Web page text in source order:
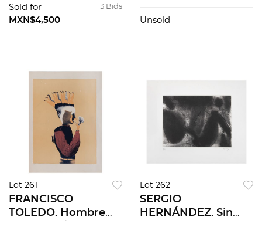
26 cm imagen / 38 x
56 cm papel
3 Bids
Sold for
MXN$4,500
20.5x24cm imagen /
Unsold
Lot 261
FRANCISCO
TOLEDO. Hombre
Lot 262
SERGIO
HERNÁNDEZ. Sin